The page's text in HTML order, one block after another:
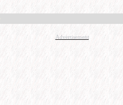
Advertisement